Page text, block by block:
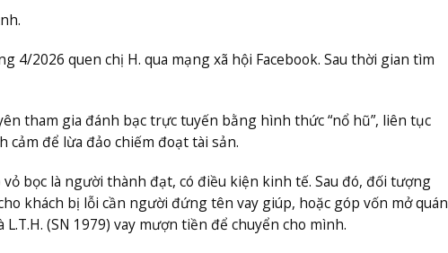
4/2026 quen chị H. qua mạng xã hội Facebook. Sau thời gian tìm
tham gia đánh bạc trực tuyến bằng hình thức “nổ hũ”, liên tục
để lừa đảo chiếm đoạt tài sản.
bọc là người thành đạt, có điều kiện kinh tế. Sau đó, đối tượng
khách bị lỗi cần người đứng tên vay giúp, hoặc góp vốn mở quán
(SN 1979) vay mượn tiền để chuyển cho mình.